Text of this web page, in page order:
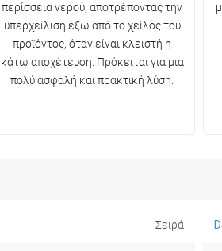
περίσσεια νερού, αποτρέποντας την
υπερχείλιση έξω από το χείλος του
προϊόντος, όταν είναι κλειστή η
κάτω αποχέτευση. Πρόκειται για μια
πολύ ασφαλή και πρακτική λύση.
Σειρά